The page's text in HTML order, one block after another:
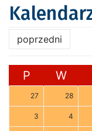
poprzedni
P W
27 28
3 4